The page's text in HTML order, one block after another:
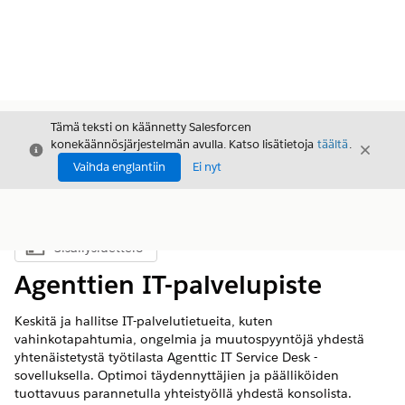
Sulje
Tämä teksti on käännetty Salesforcen
konekäännösjärjestelmän avulla. Katso lisätietoja täältä.
Vaihda englantiin
Ei nyt
Sulje
Näytä sisällysluettelo
Sisällysluettelo
Agenttien IT-palvelupiste
Keskitä ja hallitse IT-palvelutietueita, kuten
vahinkotapahtumia, ongelmia ja muutospyyntöjä yhdestä
yhtenäistetystä työtilasta Agenttic IT Service Desk -
sovelluksella. Optimoi täydennyttäjien ja päälliköiden
tuottavuus parannetulla yhteistyöllä yhdestä konsolista.